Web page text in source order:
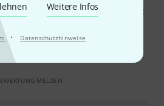
Weitere Infos
· Datenschutzhinweise
die nur mäßig
vom Rücken
MELDEN